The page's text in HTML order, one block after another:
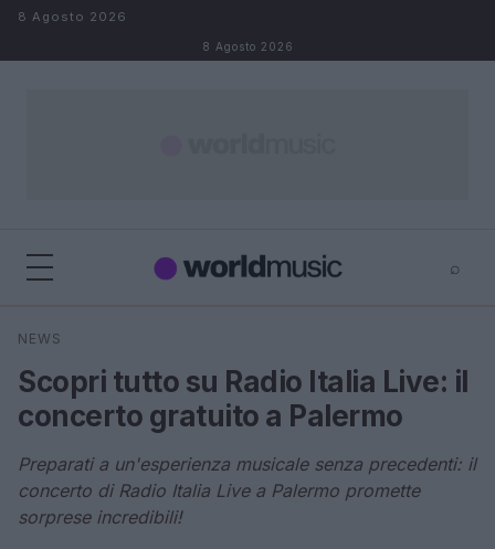
Salta al contenuto
8 Agosto 2026
8 Agosto 2026
⌕
Cerca
NEWS
Scopri tutto su Radio Italia Live: il
concerto gratuito a Palermo
Preparati a un'esperienza musicale senza precedenti: il
concerto di Radio Italia Live a Palermo promette
sorprese incredibili!